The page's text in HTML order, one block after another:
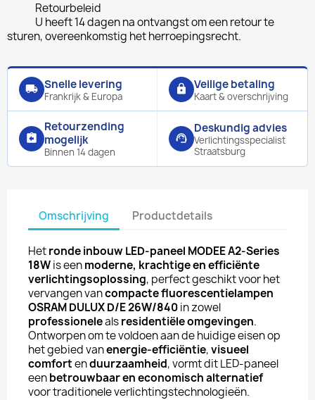
Retourbeleid
U heeft 14 dagen na ontvangst om een retour te
sturen, overeenkomstig het herroepingsrecht.
local_shipping Snelle levering
Frankrijk & Europa
lock Veilige betaling
Kaart & overschrijving
assignment_return
Retourzending
mogelijk
Binnen 14 dagen
support_agent
Deskundig advies
Verlichtingsspecialist
Straatsburg
Omschrijving Productdetails
Hetronde inbouw LED-paneel MODEE A2-Series
18Wis eenmoderne, krachtige en efficiënte
verlichtingsoplossing, perfect geschikt voor het
vervangen vancompacte fluorescentielampen
OSRAM DULUX D/E 26W/840in zowel
professionelealsresidentiële omgevingen.
Ontworpen om te voldoen aan de huidige eisen op
het gebied vanenergie-efficiëntie,visueel
comfortenduurzaamheid, vormt dit LED-paneel
eenbetrouwbaar en economisch alternatief
voor traditionele verlichtingstechnologieën.